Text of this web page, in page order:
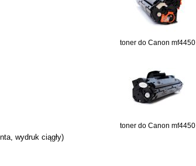
toner do Canon mf4450
toner do Canon mf4450
wydruk ciągły)